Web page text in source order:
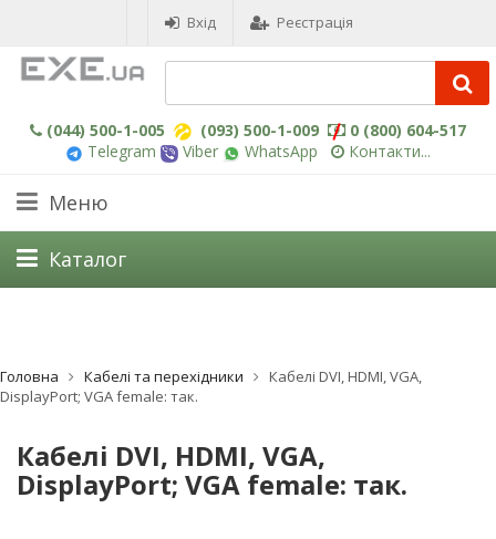
Вхід Реєстрація
(044) 500-1-005 (093) 500-1-009
0 (800) 604-517
Telegram
Viber WhatsApp Контакти...
Меню
Каталог
Головна Кабелі та перехідники
Кабелі DVI, HDMI, VGA,
DisplayPort; VGA female: так.
Кабелі DVI, HDMI, VGA,
DisplayPort; VGA female: так.